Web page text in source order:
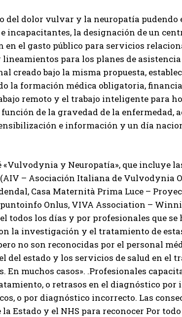
del dolor vulvar y la neuropatía pudendo
incapacitantes, la designación de un
el gasto público para servicios
para los planes de
creado bajo la misma propuesta,
la formación médica obligatoria,
remoto y el trabajo inteligente para
de la gravedad de la enfermedad,
e información y un día
y Neuropatía», que incluye
– Asociación Italiana de Vulvodynia
Casa Maternità Prima Luce –
Onlus, VIVA Association –
todos los días y por profesionales que
la investigación y el tratamiento de
no son reconocidas por el personal
del estado y los servicios de salud en el
En muchos casos». .Profesionales
o retrasos en el diagnóstico
o por diagnóstico incorrecto. Las
Estado y el NHS para reconocer Por